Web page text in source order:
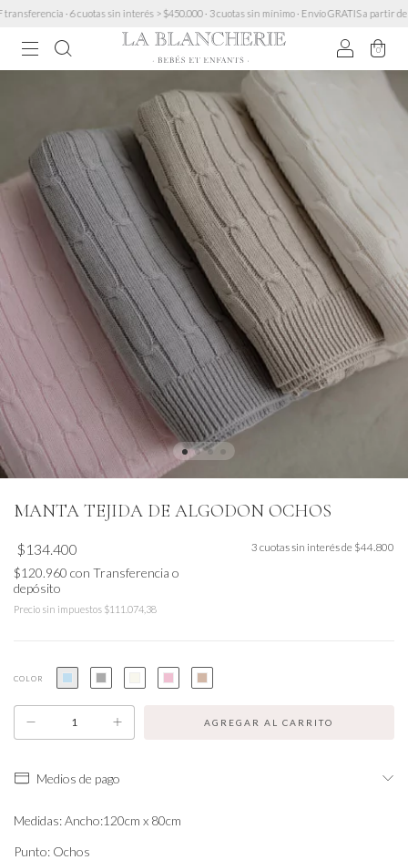
· 6 cuotas sin interés > $450.000 · 3 cuotas sin mínimo · Envío GRATIS a partir de
0
MANTA TEJIDA DE ALGODON OCHOS
$134.400
$120.960 con Transferencia o
depósito
Precio sin impuestos $111.074,38
3 cuotas sin interés de $44.800
COLOR
Medios de pago
Medidas: Ancho:120cm x 80cm
Punto: Ochos